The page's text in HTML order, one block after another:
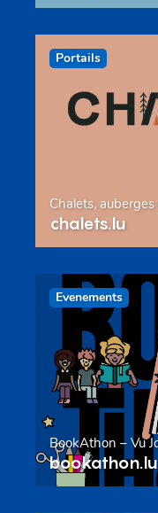
Portails
Chalets,
chalets.lu
Evenements
BookAthon – Vu
bookathon.lu